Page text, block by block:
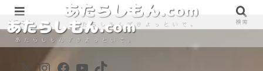
890861698 890861698
X Instagram
Facebook
YouTube
メニュー 検索